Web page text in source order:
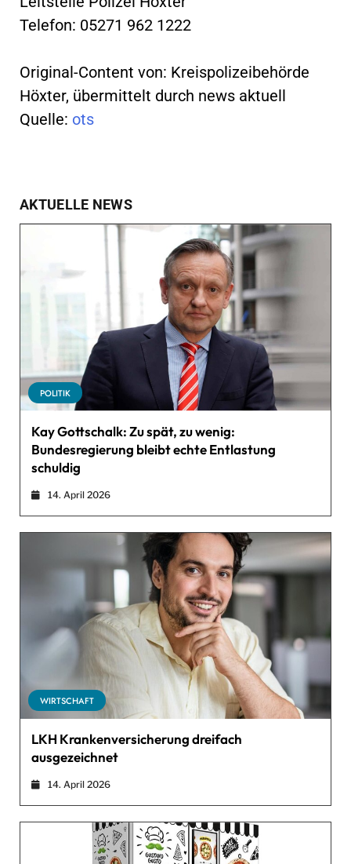
Telefon: 05271 962 1222
Original-Content von: Kreispolizeibehörde
Höxter, übermittelt durch news aktuell
Quelle: ots
AKTUELLE NEWS
POLITIK
Kay Gottschalk: Zu spät, zu wenig:
Bundesregierung bleibt echte Entlastung
schuldig
14. April 2026
WIRTSCHAFT
LKH Krankenversicherung dreifach
ausgezeichnet
14. April 2026